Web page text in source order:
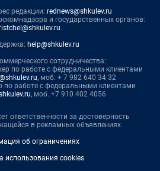
редакции: rednews@shkulev.ru
и государственных органов:
.
help@shkulev.ru
сотрудничества:
по работе с федеральными клиентами
, моб. + 7 982 640 34 32
по работе с федеральными клиентами
, моб. +7 910 402 4056
ответственности за достоверность
в рекламных объявлениях.
об ограничениях
использования cookies